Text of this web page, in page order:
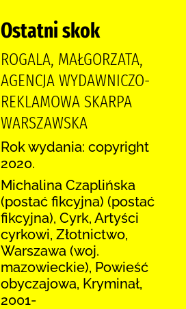
Ostatni skok
ROGALA, MAŁGORZATA,
AGENCJA WYDAWNICZO-
REKLAMOWA SKARPA
WARSZAWSKA
Rok wydania: copyright
2020.
Michalina Czaplińska
(postać fikcyjna) (postać
fikcyjna), Cyrk, Artyści
cyrkowi, Złotnictwo,
Warszawa (woj.
mazowieckie), Powieść
obyczajowa, Kryminał,
2001-